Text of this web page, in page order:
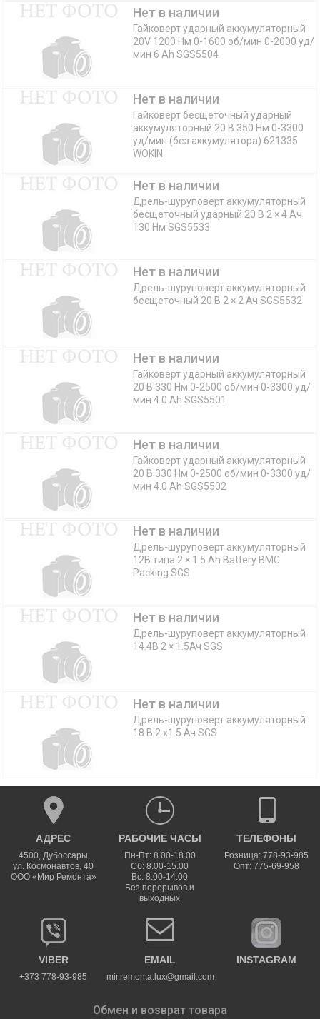
Нет в наличии
Гайковерт ударный аккумуляторный
20V 1200 Нм 0-1600 об/мин 0-2000 уд/
мин 6 Ah SGS5504
Нет в наличии
Гайковерт бесщеточный ударный
аккумуляторный 20 В 350 Нм 0-3300
уд/мин (без аккумулятора) 621335
WOKIN
Нет в наличии
Дрель-шуруповерт аккумуляторный
бесщеточный ударный 20 В 2 × 4 Aч
130 Нм SGS5533
Нет в наличии
Дрель-шуруповерт аккумуляторный
бесщеточный 20 В 2 × 2 Ач SGS5532
Нет в наличии
Гайковерт ударный аккумуляторный
20 В 330 Нм 0-2500 об/мин 0-3300 уд/
мин 4.0 Ah SGS5501
Нет в наличии
Гайковерт ударный аккумуляторный
20 В 330 Нм 0-2500 об/мин 0-3300 уд/
мин 4.0 Ah SGS5502
Нет в наличии
Дрель-шуруповерт аккумуляторный
12В типа 2 × 1.5 Ah Battery BMC
Packing SGS
Нет в наличии
Дрель-шуруповерт аккумуляторный
14.4В 2 × 1.5Ач SGS
Нет в наличии
Дрель-шуруповерт аккумуляторный
18 В 2 x1.5 Ач SGS
АДРЕС
4500,Дубоссары
ул. Космонавтов, 40
ООО «Мир Ремонта»
РАБОЧИЕ ЧАСЫ
Пн-Пт: 8.00-18.00
Сб: 8.00-15.00
Вс: 8.00-14.00
Без перерывов и
выходных
ТЕЛЕФОНЫ
Розница: 778-93-985
Опт: 775-69-958
VIBER
+373 778-93-985
EMAIL
mir.remonta.lux@gmail.com
INSTAGRAM
Обмен и возврат товара